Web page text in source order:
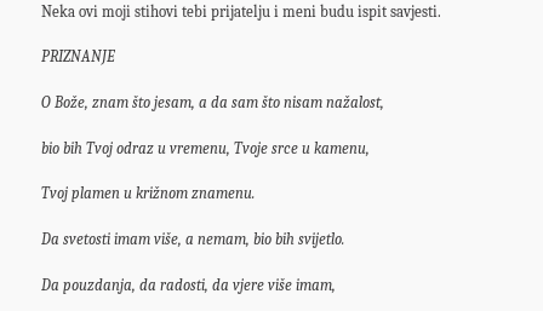
Neka ovi moji stihovi tebi prijatelju i meni budu ispit savjesti.
PRIZNANJE
O Bože, znam što jesam, a da sam što nisam nažalost,
bio bih Tvoj odraz u vremenu, Tvoje srce u kamenu,
Tvoj plamen u križnom znamenu.
Da svetosti imam više, a nemam, bio bih svijetlo.
Da pouzdanja, da radosti, da vjere više imam,